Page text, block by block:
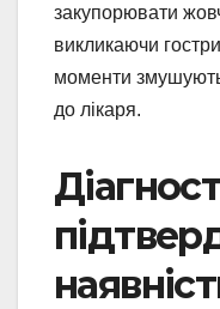
закупорювати
викликаючи
моменти
до лікаря.